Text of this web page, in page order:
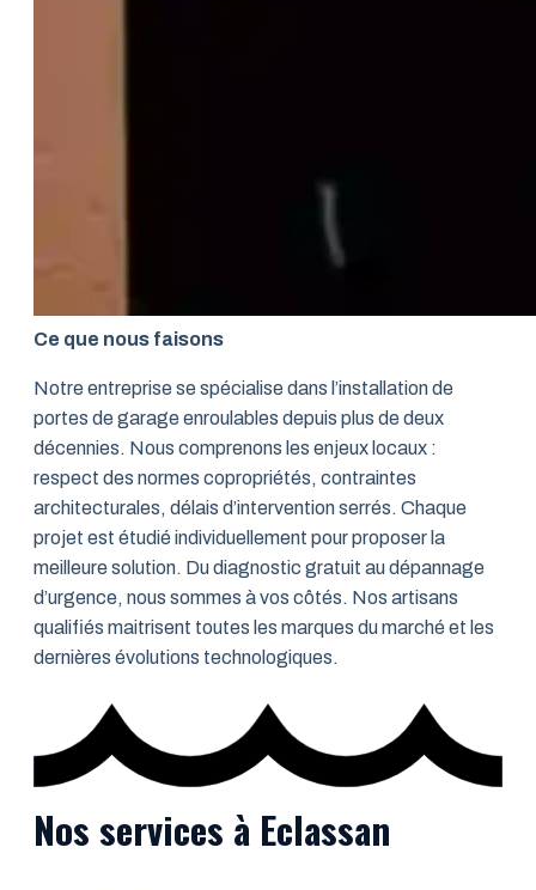
Ce que nous faisons
Notre entreprise se spécialise dans l’installation de
portes de garage enroulables depuis plus de deux
décennies. Nous comprenons les enjeux locaux :
respect des normes copropriétés, contraintes
architecturales, délais d’intervention serrés. Chaque
projet est étudié individuellement pour proposer la
meilleure solution. Du diagnostic gratuit au dépannage
d’urgence, nous sommes à vos côtés. Nos artisans
qualifiés maitrisent toutes les marques du marché et les
dernières évolutions technologiques.
Nos services à Eclassan